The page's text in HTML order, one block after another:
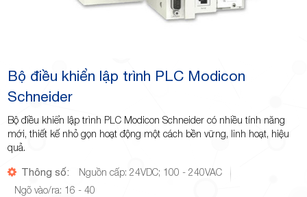
Bộ điều khiển lập trình PLC Modicon
Schneider
Bộ điều khiển lập trình PLC Modicon Schneider có nhiều tính năng
mới, thiết kế nhỏ gọn hoạt động một cách bền vững, linh hoạt, hiệu
quả.
Thông số:
Nguồn cấp: 24VDC; 100 - 240VAC
Ngõ vào/ra: 16 - 40